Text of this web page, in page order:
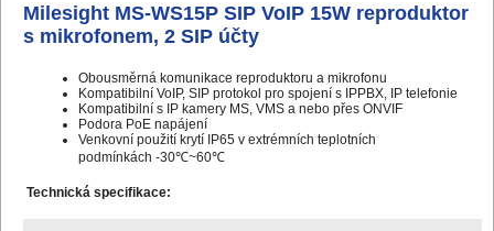
Milesight MS-WS15P SIP VoIP 15W reproduktor
s mikrofonem, 2 SIP účty
Obousměrná komunikace reproduktoru a mikrofonu
Kompatibilní VoIP, SIP protokol pro spojení s IPPBX, IP telefonie
Kompatibilní s IP kamery MS, VMS a nebo přes ONVIF
Podora PoE napájení
Venkovní použití krytí IP65 v extrémních teplotních
podmínkách -30℃~60℃
Technická specifikace: